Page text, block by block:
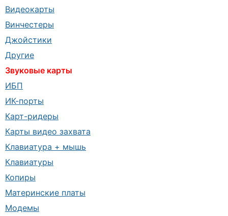
Видеокарты
Винчестеры
Джойстики
Другие
Звуковые карты
ИБП
ИК-порты
Карт-ридеры
Карты видео захвата
Клавиатура + мышь
Клавиатуры
Копиры
Материнские платы
Модемы